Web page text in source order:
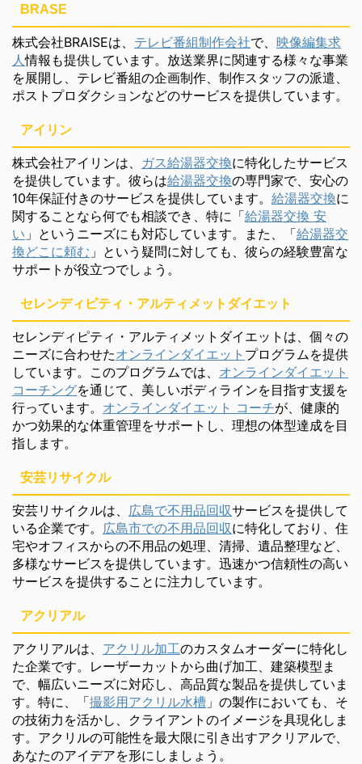
BRASE
株式会社BRAISEは、 テレビ番組制作会社で、 映像編集求
人情報も提供しています。放送業界に関連する様々な事業
を展開し、テレビ番組の企画制作、制作スタッフの派遣、
ポストプロダクションなどのサービスを提供しています。
アイリン
株式会社アイリンは、 ガス給湯器交換に特化したサービス
を提供しています。彼らは給湯器交換の専門家で、安心の
10年保証付きのサービスを提供しています。 給湯器交換に
関することなら何でも相談でき、特に「給湯器交換 安
い 」というニーズにも対応しています。また、「給湯器交
換どこに頼む 」という疑問に対しても、彼らの経験豊富な
サポートが役立つでしょう。
セレンディピティ・アルティメットダイエット
セレンディピティ・アルティメットダイエットは、個々の
ニーズに合わせたオンラインダイエット プログラムを提供
しています。このプログラムでは、 オンラインダイエット
コーチングを通じて、美しいボディラインを目指す支援を
行っています。 オンラインダイエット コーチが、健康的
かつ効果的な体重管理をサポートし、理想の体型達成を目
指します。
安芸リサイクル
安芸リサイクルは、 広島で不用品回収サービスを提供して
いる企業です。 広島市での不用品回収に特化しており、住
宅やオフィスからの不用品の処理、清掃、遺品整理など、
多様なサービスを提供しています。迅速かつ信頼性の高い
サービスを提供することに注力しています。
アクリアル
アクリアルは、 アクリル加工のカスタムオーダーに特化し
た企業です。レーザーカットから曲げ加工、建築模型ま
で、幅広いニーズに対応し、高品質な製品を提供していま
す。特に、「撮影用アクリル水槽 」の製作においても、そ
の技術力を活かし、クライアントのイメージを具現化しま
す。アクリルの可能性を最大限に引き出すアクリアルで、
あなたのアイデアを形にしましょう。